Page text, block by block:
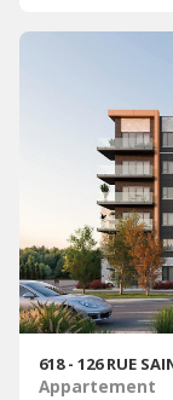
618 - 126 RUE
Appartement